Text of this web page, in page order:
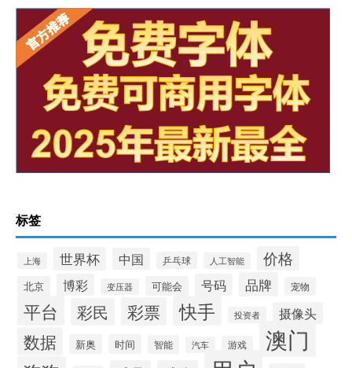
标签
上海 世界杯 中国 乒乓球 人工智能 价格
北京 博彩 变压器 可能会 号码 品牌 宠物
平台 彩民 彩票 快手 投资者 摄像头
数据 新奥 时间 智能 汽车 游戏 澳门